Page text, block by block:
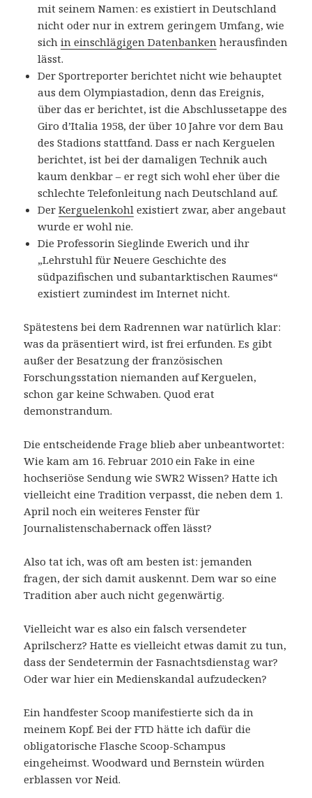
mit seinem Namen: es existiert in Deutschland
nicht oder nur in extrem geringem Umfang, wie
sichin einschlägigen Datenbanken herausfinden
lässt.
Der Sportreporter berichtet nicht wie behauptet
aus dem Olympiastadion, denn das Ereignis,
über das er berichtet, ist die Abschlussetappe des
Giro d’Italia 1958, der über 10 Jahre vor dem Bau
des Stadions stattfand. Dass er nach Kerguelen
berichtet, ist bei der damaligen Technik auch
kaum denkbar – er regt sich wohl eher über die
schlechte Telefonleitung nach Deutschland auf.
DerKerguelenkohl existiert zwar, aber angebaut
wurde er wohl nie.
Die Professorin Sieglinde Ewerich und ihr
„Lehrstuhl für Neuere Geschichte des
südpazifischen und subantarktischen Raumes“
existiert zumindest im Internet nicht.
Spätestens bei dem Radrennen war natürlich klar:
was da präsentiert wird, ist frei erfunden. Es gibt
außer der Besatzung der französischen
Forschungsstation niemanden auf Kerguelen,
schon gar keine Schwaben. Quod erat
demonstrandum.
Die entscheidende Frage blieb aber unbeantwortet:
Wie kam am 16. Februar 2010 ein Fake in eine
hochseriöse Sendung wie SWR2 Wissen? Hatte ich
vielleicht eine Tradition verpasst, die neben dem 1.
April noch ein weiteres Fenster für
Journalistenschabernack offen lässt?
Also tat ich, was oft am besten ist: jemanden
fragen, der sich damit auskennt. Dem war so eine
Tradition aber auch nicht gegenwärtig.
Vielleicht war es also ein falsch versendeter
Aprilscherz? Hatte es vielleicht etwas damit zu tun,
dass der Sendetermin der Fasnachtsdienstag war?
Oder war hier ein Medienskandal aufzudecken?
Ein handfester Scoop manifestierte sich da in
meinem Kopf. Bei der FTD hätte ich dafür die
obligatorische Flasche Scoop-Schampus
eingeheimst. Woodward und Bernstein würden
erblassen vor Neid.